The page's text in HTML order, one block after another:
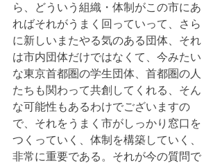
ら、どういう組織・体制がこの市にあ
ればそれがうまく回っていって、さら
に新しいまたやる気のある団体、それ
は市内団体だけではなくて、今みたい
な東京首都圏の学生団体、首都圏の人
たちも関わって共創してくれる、そん
な可能性もあるわけでございますの
で、それをうまく市がしっかり窓口を
つくっていく、体制を構築していく、
非常に重要である。それが今の質問で